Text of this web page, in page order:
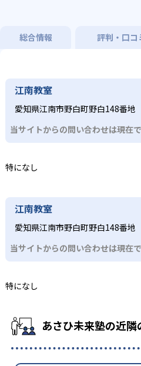
総合情報 評判・口コ
江南教室
愛知県江南市野白町野白148番地
当サイトからの問い合わせは現在
特になし
江南教室
愛知県江南市野白町野白148番地
当サイトからの問い合わせは現在
特になし
あさひ未来塾の近隣